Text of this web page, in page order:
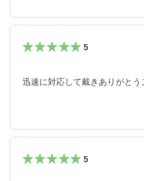
5
迅速に対応して戴きありがとう
5